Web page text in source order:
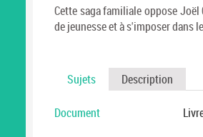
Cette saga familiale oppose
de jeunesse et à s'imposer dans
Sujets Description
Document